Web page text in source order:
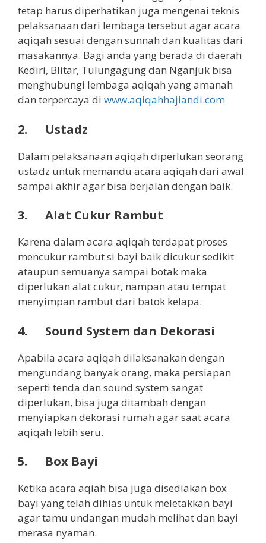
tetap harus diperhatikan juga mengenai teknis
pelaksanaan dari lembaga tersebut agar acara
aqiqah sesuai dengan sunnah dan kualitas dari
masakannya. Bagi anda yang berada di daerah
Kediri, Blitar, Tulungagung dan Nganjuk bisa
menghubungi lembaga aqiqah yang amanah
dan terpercaya di www.aqiqahhajiandi.com
2. Ustadz
Dalam pelaksanaan aqiqah diperlukan seorang
ustadz untuk memandu acara aqiqah dari awal
sampai akhir agar bisa berjalan dengan baik.
3. Alat Cukur Rambut
Karena dalam acara aqiqah terdapat proses
mencukur rambut si bayi baik dicukur sedikit
ataupun semuanya sampai botak maka
diperlukan alat cukur, nampan atau tempat
menyimpan rambut dari batok kelapa.
4. Sound System dan Dekorasi
Apabila acara aqiqah dilaksanakan dengan
mengundang banyak orang, maka persiapan
seperti tenda dan sound system sangat
diperlukan, bisa juga ditambah dengan
menyiapkan dekorasi rumah agar saat acara
aqiqah lebih seru.
5. Box Bayi
Ketika acara aqiah bisa juga disediakan box
bayi yang telah dihias untuk meletakkan bayi
agar tamu undangan mudah melihat dan bayi
merasa nyaman.